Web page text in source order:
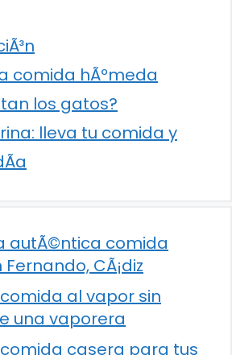
comida hÃºmeda
los gatos?
lleva tu comida y
autÃ©ntica comida
CÃ¡diz
al vapor sin
una vaporera
casera para tus